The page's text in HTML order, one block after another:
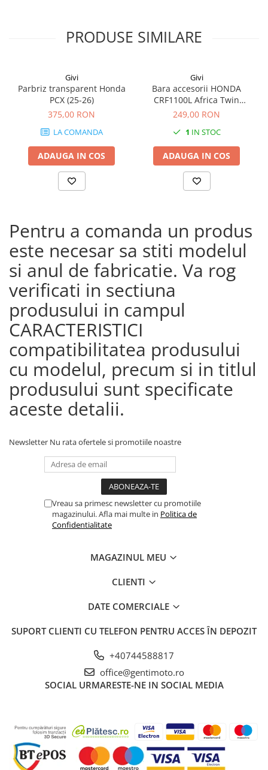
PRODUSE SIMILARE
Givi
Parbriz transparent Honda
PCX (25-26)
375,00 RON
LA COMANDA
ADAUGA IN COS
Givi
Bara accesorii HONDA
CRF1100L Africa Twin
Adventure Sports (20 - 23)
Adventure Sports (24)
CRF1100L AFRICA TWIN (24)
CRF1100L Africa Twin (20 -
23)
249,00 RON
1 IN STOC
ADAUGA IN COS
Pentru a comanda un produs
este necesar sa stiti modelul
si anul de fabricatie. Va rog
verificati in sectiuna
produsului in campul
CARACTERISTICI
compatibilitatea produsului
cu modelul, precum si in titlul
produsului sunt specificate
aceste detalii.
Newsletter Nu rata ofertele si promotiile noastre
Vreau sa primesc newsletter cu promotiile
magazinului. Afla mai multe in Politica de
Confidentialitate
MAGAZINUL MEU
CLIENTI
DATE COMERCIALE
SUPORT CLIENTI CU TELEFON PENTRU ACCES ÎN DEPOZIT
+40744588817
office@gentimoto.ro
SOCIAL URMARESTE-NE IN SOCIAL MEDIA